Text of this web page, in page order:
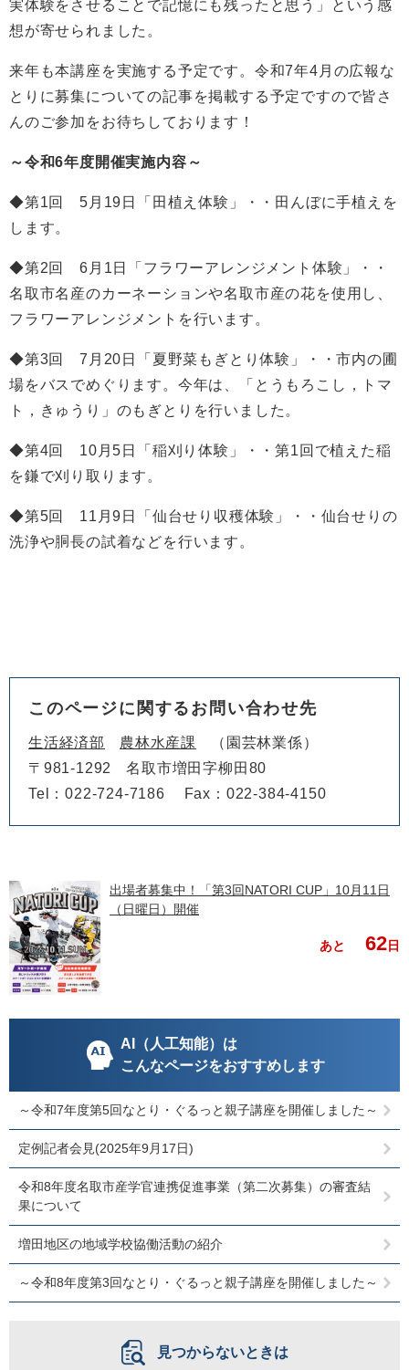
実体験をさせることで記憶にも残ったと思う」という感
想が寄せられました。
来年も本講座を実施する予定です。令和7年4月の広報な
とりに募集についての記事を掲載する予定ですので皆さ
んのご参加をお待ちしております！
～令和6年度開催実施内容～
◆第1回 5月19日「田植え体験」・・田んぼに手植えを
します。
◆第2回 6月1日「フラワーアレンジメント体験」・・
名取市名産のカーネーションや名取市産の花を使用し、
フラワーアレンジメントを行います。
◆第3回 7月20日「夏野菜もぎとり体験」・・市内の圃
場をバスでめぐります。今年は、「とうもろこし，トマ
ト，きゅうり」のもぎとりを行いました。
◆第4回 10月5日「稲刈り体験」・・第1回で植えた稲
を鎌で刈り取ります。
◆第5回 11月9日「仙台せり収穫体験」・・仙台せりの
洗浄や胴長の試着などを行います。
このページに関するお問い合わせ先
生活経済部 農林水産課
園芸林業係
〒981-1292
名取市増田字柳田80
Tel：022-724-7186
Fax：022-384-4150
出場者募集中！「第3回NATORI CUP」10月11日
（日曜日）開催
あと 62日
AI（人工知能）は
こんなページをおすすめします
～令和7年度第5回なとり・ぐるっと親子講座を開催しました～
定例記者会見(2025年9月17日)
令和8年度名取市産学官連携促進事業（第二次募集）の審査結
果について
増田地区の地域学校協働活動の紹介
～令和8年度第3回なとり・ぐるっと親子講座を開催しました～
見つからないときは